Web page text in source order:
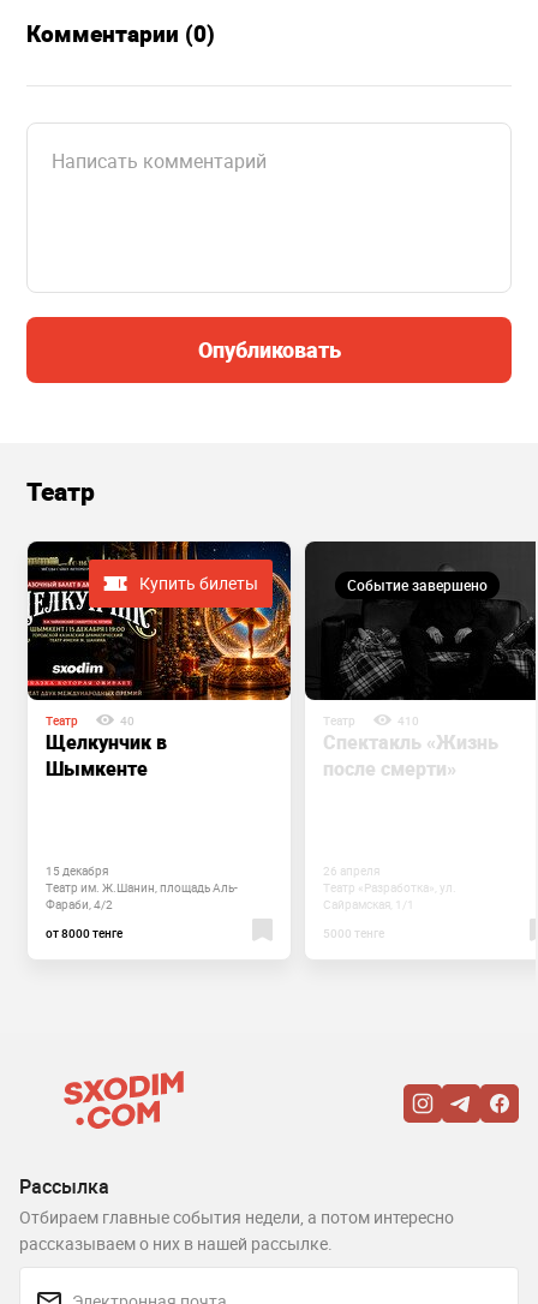
Комментарии (0)
Опубликовать
Театр
Купить билеты
Театр 40
Щелкунчик в
Шымкенте
15 декабря
Театр им. Ж.Шанин, площадь Аль-
Фараби, 4/2
от 8000 тенге
Событие завершено
Театр 410
Спектакль «Жизнь
после смерти»
26 апреля
Театр «Разработка», ул.
Сайрамская, 1/1
5000 тенге
Рассылка
Отбираем главные события недели, а потом интересно
рассказываем о них в нашей рассылке.